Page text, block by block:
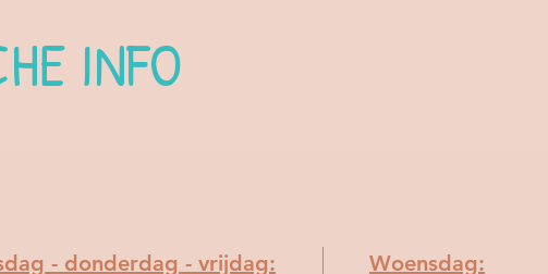
INFO
- donderdag - vrijdag:
Woensdag: